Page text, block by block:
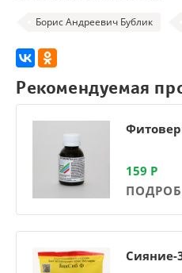
Борис Андреевич Бублик
Рекомендуемая
159 Р
Сияние-